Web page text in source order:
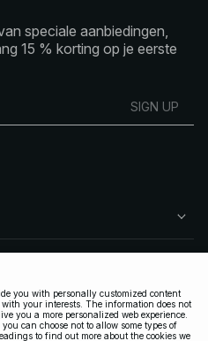
speciale aanbiedingen,
15 % korting op je eerste
SIGN UP